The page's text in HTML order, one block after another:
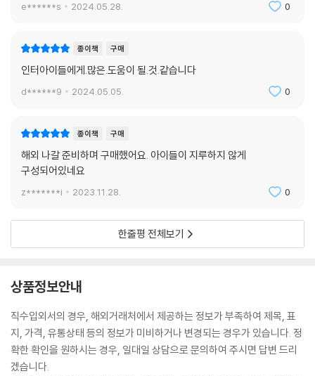
e******s 2024.05.28. 0
종이책 구매
인터아이들에게.많은.도움이 될.것.같습니다
d******9 2024.05.05. 0
종이책 구매
해외 나갈 준비하며 구매했어요. 아이들이 지루하지 않게
구성되어있네요
z*******i 2023.11.28. 0
한줄평 전체보기
상품정보안내
직수입외서의 경우, 해외거래처에서 제공하는 정보가 부족하여 제목, 표
지, 가격, 유통상태 등의 정보가 미비하거나 변경되는 경우가 있습니다. 정
확한 확인을 원하시는 경우, 일대일 상담으로 문의하여 주시면 답변 드리
겠습니다.